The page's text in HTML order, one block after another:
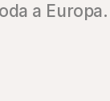
a Europa.